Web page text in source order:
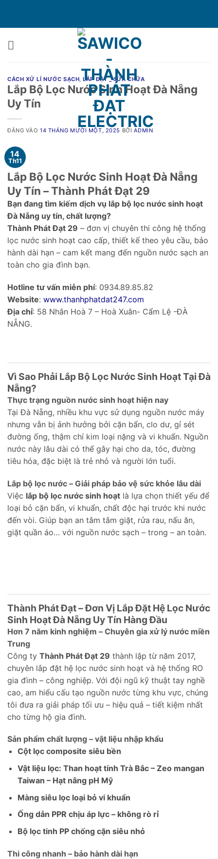
nội
dung
CÁCH XỬ LÍ NƯỚC SẠCH,LẮP ĐẶT _ SỬA CHỮA
Lắp Bộ Lọc Nước Sinh Hoạt Đà Nẵng
Uy Tín
ĐĂNG VÀO14 THÁNG MƯỜI MỘT, 2025 BỞI ADMIN
14
Th11
Lắp Bộ Lọc Nước Sinh Hoạt Đà Nẵng
Uy Tín – Thành Phát Đạt 29
Bạn đang tìm kiếm dịch vụ lắp bộ lọc nước sinh hoạt
Đà Nẵng uy tín, chất lượng?
Thành Phát Đạt 29 – đơn vị chuyên thi công hệ thống
lọc nước sinh hoạt cao cấp, thiết kế theo yêu cầu, bảo
hành dài hạn – cam kết mang đến nguồn nước sạch an
toàn cho gia đình bạn.
Hotline tư vấn miễn phí: 0934.89.85.82
Website: www.thanhphatdat247.com
Địa chỉ: 58 Nhân Hoà 7 – Hoà Xuân- Cẩm Lệ -ĐÀ
NẴNG.
Vì Sao Phải Lắp Bộ Lọc Nước Sinh Hoạt Tại Đà
Nẵng?
Thực trạng nguồn nước sinh hoạt hiện nay
Tại Đà Nẵng, nhiều khu vực sử dụng nguồn nước máy
nhưng vẫn bị ảnh hưởng bởi cặn bẩn, clo dư, gỉ sét
đường ống, thậm chí kim loại nặng và vi khuẩn. Nguồn
nước này lâu dài có thể gây hại cho da, tóc, đường
tiêu hóa, đặc biệt là trẻ nhỏ và người lớn tuổi.
Lắp bộ lọc nước – Giải pháp bảo vệ sức khỏe lâu dài
Việc lắp bộ lọc nước sinh hoạt là lựa chọn thiết yếu để
loại bỏ cặn bẩn, vi khuẩn, chất độc hại trước khi nước
đến vòi. Giúp bạn an tâm tắm giặt, rửa rau, nấu ăn,
giặt quần áo… với nguồn nước sạch – trong – an toàn.
Thành Phát Đạt – Đơn Vị Lắp Đặt Hệ Lọc Nước
Sinh Hoạt Đà Nẵng Uy Tín Hàng Đầu
Hơn 7 năm kinh nghiệm – Chuyên gia xử lý nước miền
Trung
Công ty Thành Phát Đạt 29 thành lập từ năm 2017,
chuyên lắp đặt hệ lọc nước sinh hoạt và hệ thống RO
gia đình – công nghiệp. Với đội ngũ kỹ thuật tay nghề
cao, am hiểu cấu tạo nguồn nước từng khu vực, chúng
tôi đưa ra giải pháp tối ưu – hiệu quả – tiết kiệm nhất
cho từng hộ gia đình.
Sản phẩm chất lượng – vật liệu nhập khẩu
Cột lọc composite siêu bền
Vật liệu lọc: Than hoạt tính Trà Bắc – Zeo mangan
Taiwan – Hạt nâng pH Mỹ
Màng siêu lọc loại bỏ vi khuẩn
Ống dẫn PPR chịu áp lực – không rò rỉ
Bộ lọc tinh PP chống cặn siêu nhỏ
Thi công nhanh – bảo hành dài hạn